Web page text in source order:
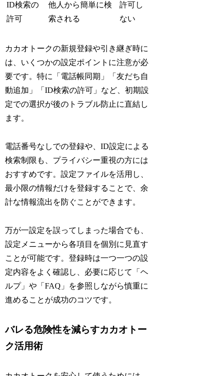
ID検索の
許可
他人から簡単に検
索される
許可し
ない
カカオトークの新規登録や引き継ぎ時に
は、いくつかの設定ポイントに注意が必
要です。特に「電話帳同期」「友だち自
動追加」「ID検索の許可」など、初期設
定での選択が後のトラブル防止に直結し
ます。
電話番号なしでの登録や、ID設定による
検索制限も、プライバシー重視の方には
おすすめです。設定ファイルを活用し、
最小限の情報だけを登録することで、余
計な情報流出を防ぐことができます。
万が一設定を誤ってしまった場合でも、
設定メニューから各項目を個別に見直す
ことが可能です。登録時は一つ一つの設
定内容をよく確認し、必要に応じて「ヘ
ルプ」や「FAQ」を参照しながら慎重に
進めることが成功のコツです。
バレる危険性を減らすカカオトー
ク活用術